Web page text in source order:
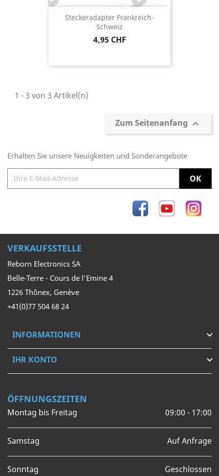
Steckeradapter Frankreich-
Schweiz
Preis
4,95 CHF
1 - 3 von 3 Artikel(n)
Zum Seitenanfang 
Erhalten Sie unsere Neuigkeiten und Sonderangebote
FacebookYouTube
VERKAUFSSTELLE
Reborn Electronics SA
Belle-Terre - Cours de l’Emine 4
1226 Thônex, Genève
+41(0)77 504 68 24
INFORMATIONEN 
IHR KONTO 
ÖFFNUNGSZEITEN
Montag bis Freitag 09:00 - 17:00
Samstag Auf Anfrage
Sonntag Geschlossen